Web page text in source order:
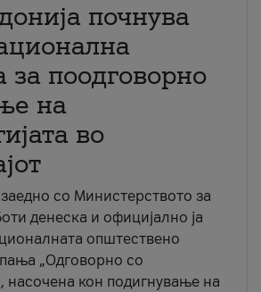
почнува
поодговорно
на
во
со Министерството за
денеска и официјално ја
општествено
„Одговорно со
насочена кон подигнување на